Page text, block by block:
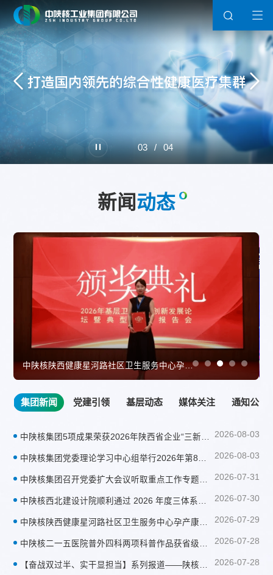
03 / 04
新闻动态
中陕核陕西健康星河路社区卫生服务中心孕产康养创新案例荣获「全国基层卫生健康创新案例优秀奖」
集团新闻 党建引领 基层动态 媒体关注 通知公告
中陕核集团5项成果荣获2026年陕西省企业“三新三小”创新竞赛奖项 2026-08-03
中陕核集团党委理论学习中心组举行2026年第8次学习（扩大）会议 2026-08-03
中陕核集团召开党委扩大会议听取重点工作专题汇报督导工作专班年度重点工作情况 2026-07-31
中陕核西北建设计院顺利通过 2026 年度三体系认证审核 2026-07-30
中陕核陕西健康星河路社区卫生服务中心孕产康养创新案例荣获「全国基层卫生健康创新案例优秀奖」 2026-07-29
中陕核二一五医院普外四科两项科普作品获省级荣誉 2026-07-28
【奋战双过半、实干显担当】系列报道——陕核工勘圆满完成上半年“双过半”目标 2026-07-28